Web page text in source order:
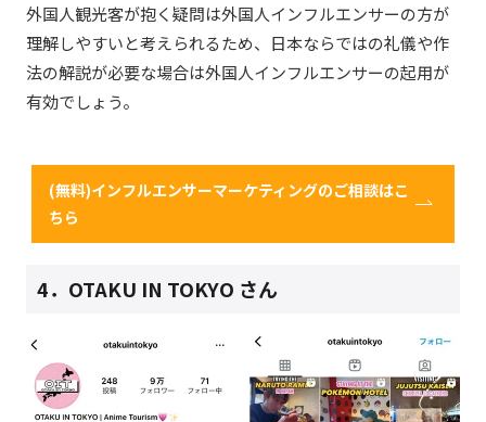
外国人観光客が抱く疑問は外国人インフルエンサーの方が
理解しやすいと考えられるため、日本ならではの礼儀や作
法の解説が必要な場合は外国人インフルエンサーの起用が
有効でしょう。
(無料)インフルエンサーマーケティングのご相談はこ
ちら
4． OTAKU IN TOKYO さん